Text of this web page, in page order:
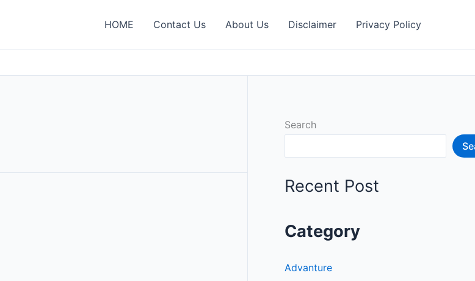
HOME Contact Us About Us Disclaimer Privacy Policy
Search
Recent Post
Category
Advanture